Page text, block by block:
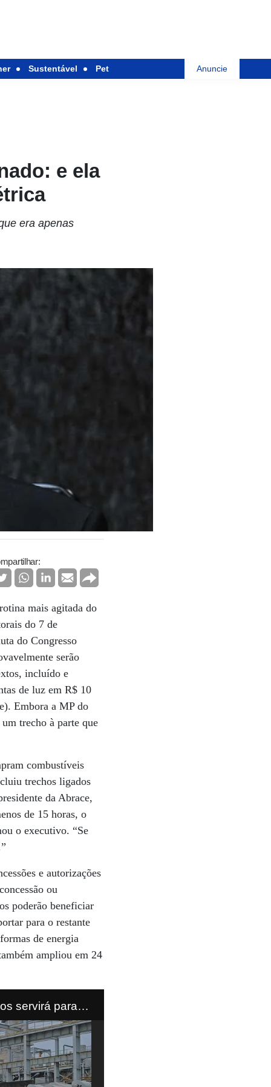
Sustentável Pet Anuncie
e ela
era apenas
mais agitada do
do 7 de
do Congresso
serão
incluído e
de luz em R$ 10
Embora a MP do
trecho à parte que
combustíveis
trechos ligados
da Abrace,
de 15 horas, o
o executivo. “Se
e autorizações
ou
poderão beneficiar
para o restante
de energia
ampliou em 24
servirá para
em dúvida.